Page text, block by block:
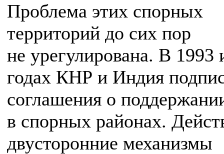
Проблема этих спорных
территорий до сих пор
не урегулирована. В 1993
годах КНР и Индия
соглашения о
в спорных районах.
двусторонние механизмы